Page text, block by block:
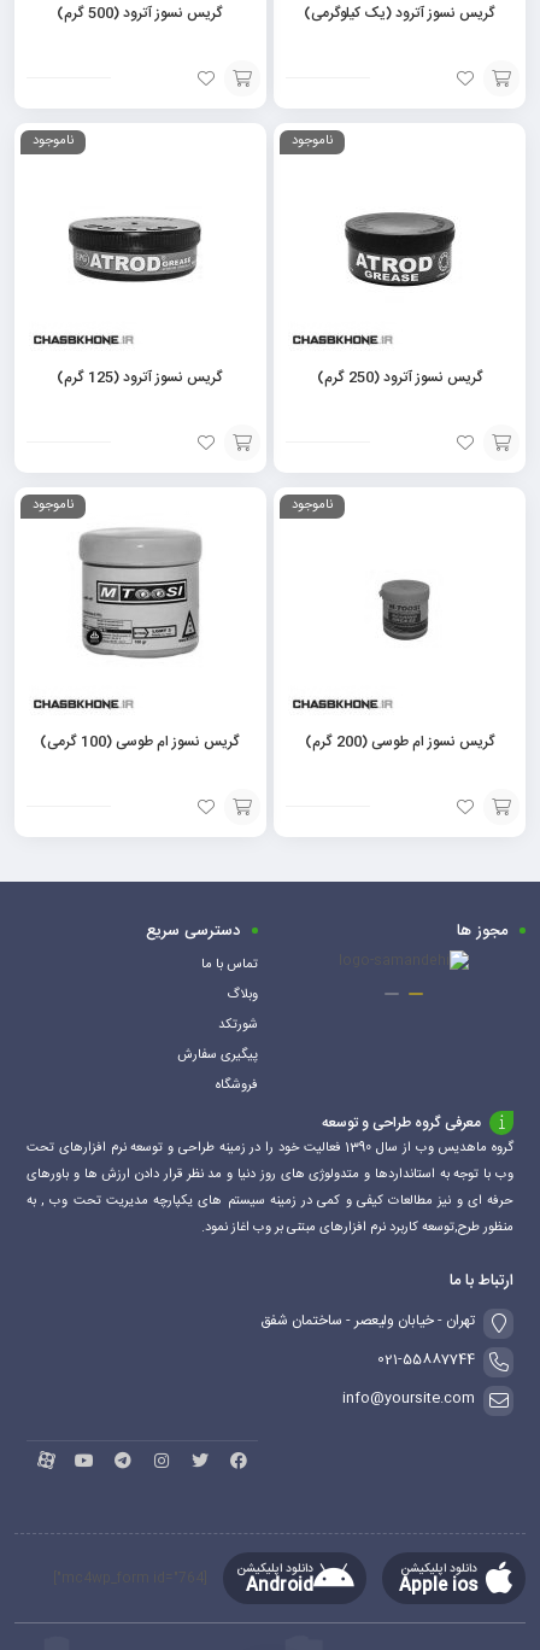
گریس نسوز آترود (یک کیلوگرمی)
افزودن
گریس نسوز آترود (500 گرم)
افزودن
ناموجود
گریس نسوز آترود (250 گرم)
افزودن
ناموجود
گریس نسوز آترود (125 گرم)
افزودن
ناموجود
گریس نسوز ام طوسی (200 گرم)
افزودن
به
ناموجود
گریس نسوز ام طوسی (100 گرمی)
افزودن
به
مجوز ها دسترسی سریع
تماس با ما
وبلاگ
شورتکد
پیگیری سفارش
فروشگاه
معرفی گروه طراحی و توسعه
گروه ماهدیس وب از سال 1390 فعالیت خود را در زمینه طراحی و توسعه نرم افزارهای تحت
وب با توجه به استانداردها و متدولوژی های روز دنیا و مد نظر قرار دادن ارزش ها و باورهای
حرفه ای و نیز مطالعات کیفی و کمی در زمینه سیستم های یکپارچه مدیریت تحت وب , به
منظور طرح,توسعه کاربرد نرم افزارهای مبتنی بر وب اغاز نمود.
ارتباط با ما
تهران - خیابان ولیعصر - ساختمان شفق
021-55887744
info@yoursite.com
دانلود اپلیکیشن
Apple ios
دانلود اپلیکیشن
Android